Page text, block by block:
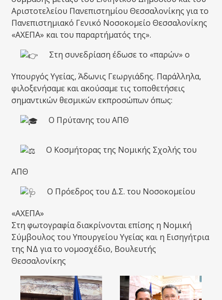
Αριστοτελείου Πανεπιστημίου Θεσσαλονίκης για το
Πανεπιστημιακό Γενικό Νοσοκομείο Θεσσαλονίκης
«ΑΧΕΠΑ» και του παραρτήματός της».
Στη συνεδρίαση έδωσε το «παρών» ο
Υπουργός Υγείας, Άδωνις Γεωργιάδης. Παράλληλα,
φιλοξενήσαμε και ακούσαμε τις τοποθετήσεις
σημαντικών θεσμικών εκπροσώπων όπως:
Ο Πρύτανης του ΑΠΘ
Ο Κοσμήτορας της Νομικής Σχολής του
ΑΠΘ
Ο Πρόεδρος του Δ.Σ. του Νοσοκομείου
«ΑΧΕΠΑ»
Στη φωτογραφία διακρίνονται επίσης η Νομική
Σύμβουλος του Υπουργείου Υγείας και η Εισηγήτρια
της ΝΔ για το νομοσχέδιο, Βουλευτής
Θεσσαλονίκης